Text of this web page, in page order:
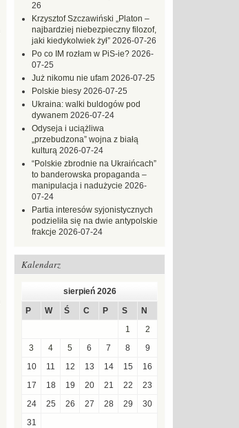
26
Krzysztof Szczawiński „Platon –
najbardziej niebezpieczny filozof,
jaki kiedykolwiek żył” 2026-07-26
Po co IM rozłam w PiS-ie? 2026-
07-25
Już nikomu nie ufam 2026-07-25
Polskie biesy 2026-07-25
Ukraina: walki buldogów pod
dywanem 2026-07-24
Odyseja i uciążliwa
„przebudzona” wojna z białą
kulturą 2026-07-24
“Polskie zbrodnie na Ukraińcach”
to banderowska propaganda –
manipulacja i nadużycie 2026-
07-24
Partia interesów syjonistycznych
podzieliła się na dwie antypolskie
frakcje 2026-07-24
Kalendarz
sierpień 2026
P
W Ś C P S
N
1
2
3
4 5 6 7 8
9
10
11 12 13 14 15
16
17
18 19 20 21 22
23
24
25 26 27 28 29
30
31